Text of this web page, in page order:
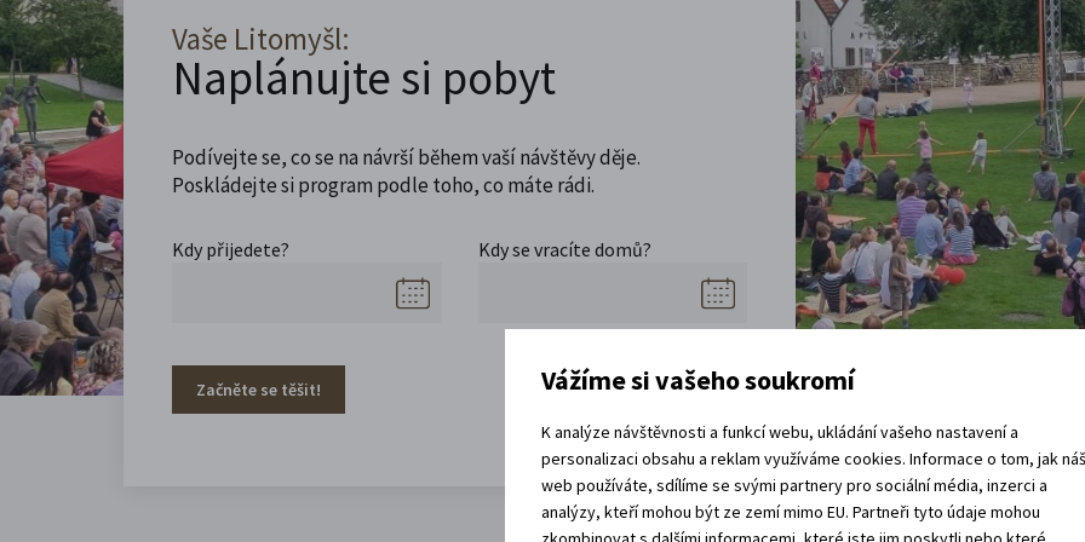
Vaše Litomyšl:
Naplánujte si pobyt
Podívejte se, co se na návrší během vaší návštěvy děje.
Poskládejte si program podle toho, co máte rádi.
Kdy přijedete? Kdy se vracíte domů?
Začněte se těšit! Vážíme si vašeho soukromí
K analýze návštěvnosti a funkcí webu, ukládání vašeho nastavení a
personalizaci obsahu a reklam využíváme cookies. Informace o tom, jak
web používáte, sdílíme se svými partnery pro sociální média, inzerci a
analýzy, kteří mohou být ze zemí mimo EU. Partneři tyto údaje mohou